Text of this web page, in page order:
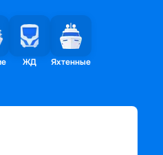
ЖД Яхтенные